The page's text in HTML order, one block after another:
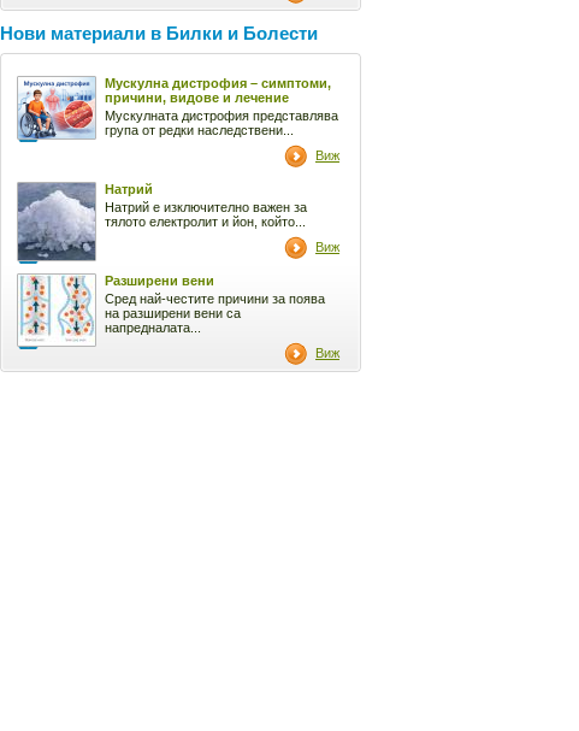
Нови материали в Билки и Болести
Мускулна дистрофия – симптоми,
причини, видове и лечение
Мускулната дистрофия представлява
група от редки наследствени...
Виж
Натрий
Натрий е изключително важен за
тялото електролит и йон, който...
Виж
Разширени вени
Сред най-честите причини за поява
на разширени вени са
напредналата...
Виж